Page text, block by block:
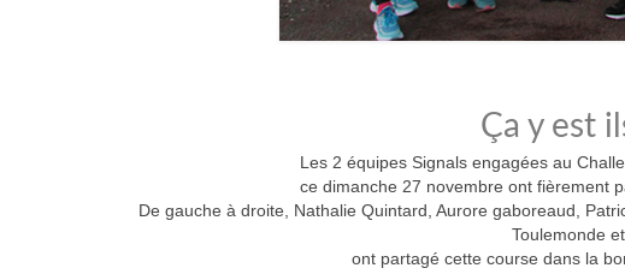
Ça y est
Les 2 équipes Signals engagées au
ce dimanche 27 novembre ont fièrement
De gauche à droite, Nathalie Quintard, Aurore gaboreaud,
Toulemonde
ont partagé cette course dans la